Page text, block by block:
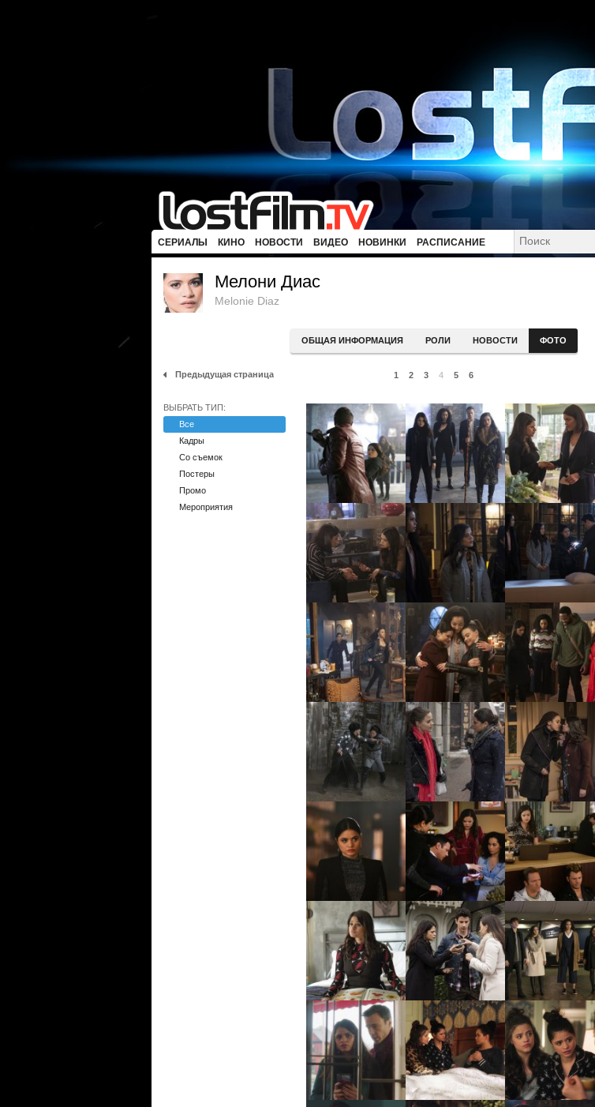
СЕРИАЛЫ КИНО НОВОСТИ ВИДЕО НОВИНКИ РАСПИСАНИЕ
Мелони Диас
Melonie Diaz
ОБЩАЯ ИНФОРМАЦИЯ РОЛИ НОВОСТИ ФОТО
Предыдущая страница 1 2 3 4 5 6
ВЫБРАТЬ ТИП:
Все
Кадры
Со съемок
Постеры
Промо
Мероприятия